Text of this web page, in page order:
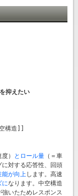
抑えたい
構造]]
） とロール量（＝車
対する応答性、回頭
能が向上します。高速
になります。中空構造
いたためレスポンス